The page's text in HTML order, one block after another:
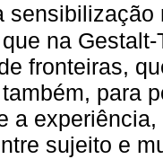
na
fronteiras,
para
a
sujeito e